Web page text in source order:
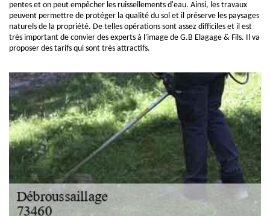
pentes et on peut empêcher les ruissellements d'eau. Ainsi, les travaux
peuvent permettre de protéger la qualité du sol et il préserve les paysages
naturels de la propriété. De telles opérations sont assez difficiles et il est
très important de convier des experts à l'image de G.B Elagage & Fils. Il va
proposer des tarifs qui sont très attractifs.